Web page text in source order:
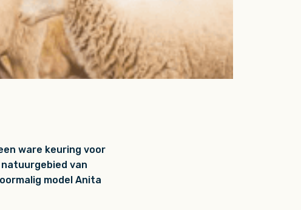
ware keuring voor
van
model Anita